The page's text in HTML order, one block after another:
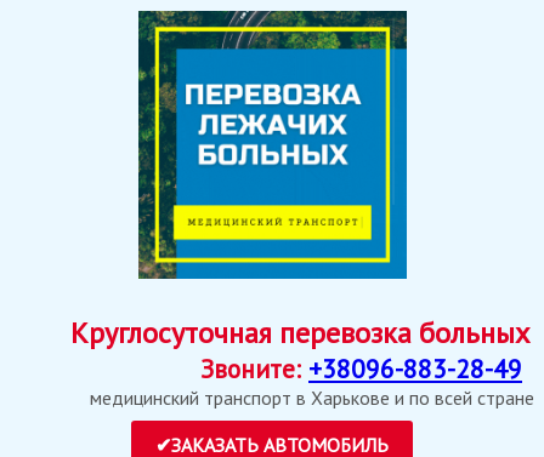
Круглосуточная перевозка больных
Звоните: +38096-883-28-49
медицинский транспорт в Харькове и по всей стране